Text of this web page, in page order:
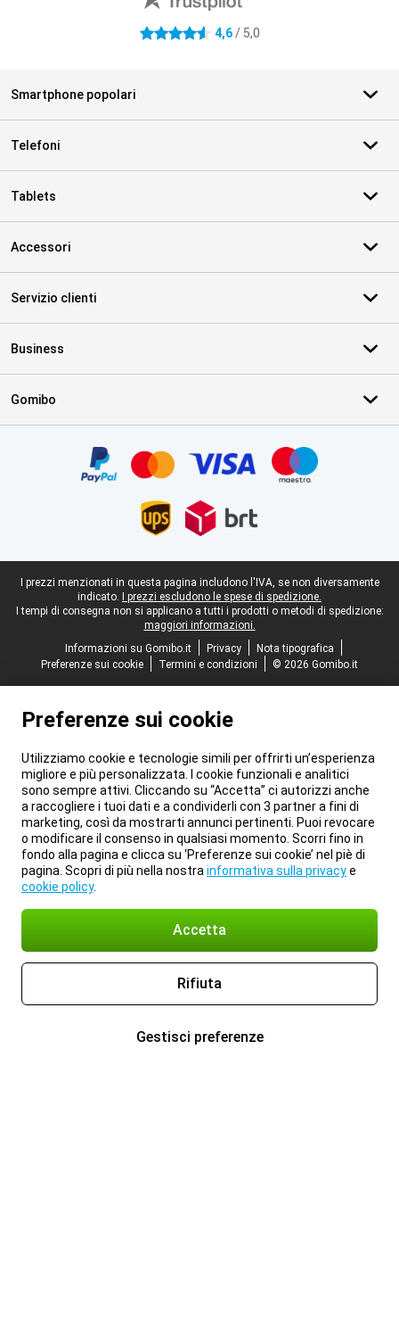
4.6 stelle 4,6/ 5,0
Smartphone popolari
Telefoni
Tablets
Accessori
Servizio clienti
Business
Gomibo
Piè di pagina legale
I prezzi menzionati in questa pagina includono l'IVA, se non diversamente
indicato.
I prezzi escludono le spese di spedizione.
I tempi di consegna non si applicano a tutti i prodotti o metodi di spedizione:
maggiori informazioni.
Informazioni su Gomibo.it
Privacy
Nota tipografica
Preferenze sui cookie
Termini e condizioni © 2026 Gomibo.it
Preferenze sui cookie
Utilizziamo cookie e tecnologie simili per offrirti un’esperienza
migliore e più personalizzata. I cookie funzionali e analitici
sono sempre attivi. Cliccando su “Accetta” ci autorizzi anche
a raccogliere i tuoi dati e a condividerli con 3 partner a fini di
marketing, così da mostrarti annunci pertinenti. Puoi revocare
o modificare il consenso in qualsiasi momento. Scorri fino in
fondo alla pagina e clicca su ‘Preferenze sui cookie’ nel piè di
pagina. Scopri di più nella nostra informativa sulla privacye
cookie policy.
Accetta
Rifiuta
Gestisci preferenze